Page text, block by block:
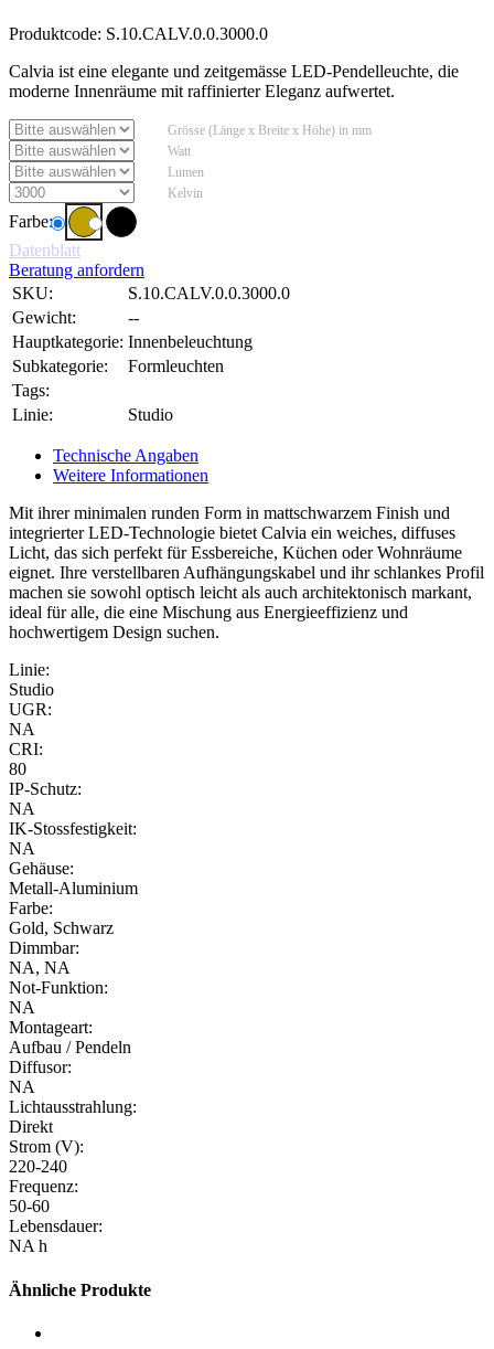
Produktcode: S.10.CALV.0.0.3000.0
Calvia ist eine elegante und zeitgemässe LED-Pendelleuchte, die
moderne Innenräume mit raffinierter Eleganz aufwertet.
Grösse (Länge x Breite x Höhe) in mm
Watt
Lumen
Kelvin
Farbe:
Datenblatt
Beratung anfordern
SKU:
S.10.CALV.0.0.3000.0
Gewicht:
--
Hauptkategorie: Innenbeleuchtung
Subkategorie:
Formleuchten
Tags:
Linie:
Studio
Technische Angaben
Weitere Informationen
Mit ihrer minimalen runden Form in mattschwarzem Finish und
integrierter LED-Technologie bietet Calvia ein weiches, diffuses
Licht, das sich perfekt für Essbereiche, Küchen oder Wohnräume
eignet. Ihre verstellbaren Aufhängungskabel und ihr schlankes Profil
machen sie sowohl optisch leicht als auch architektonisch markant,
ideal für alle, die eine Mischung aus Energieeffizienz und
hochwertigem Design suchen.
Linie:
Studio
UGR:
NA
CRI:
80
IP-Schutz:
NA
IK-Stossfestigkeit:
NA
Gehäuse:
Metall-Aluminium
Farbe:
Gold, Schwarz
Dimmbar:
NA, NA
Not-Funktion:
NA
Montageart:
Aufbau / Pendeln
Diffusor:
NA
Lichtausstrahlung:
Direkt
Strom (V):
220-240
Frequenz:
50-60
Lebensdauer:
NA h
Ähnliche Produkte